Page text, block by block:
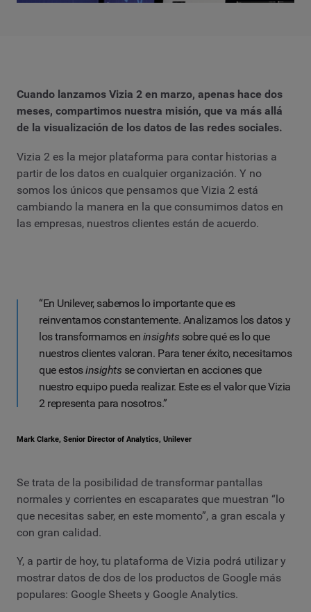
Cuando lanzamos Vizia 2 en marzo, apenas hace dos
meses, compartimos nuestra misión, que va más allá
de la visualización de los datos de las redes sociales.
Vizia 2 es la mejor plataforma para contar historias a
partir de los datos en cualquier organización. Y no
somos los únicos que pensamos que Vizia 2 está
cambiando la manera en la que consumimos datos en
las empresas, nuestros clientes están de acuerdo.
“En Unilever, sabemos lo importante que es
reinventarnos constantemente. Analizamos los datos y
los transformamos en insights sobre qué es lo que
nuestros clientes valoran. Para tener éxito, necesitamos
que estosinsights se conviertan en acciones que
nuestro equipo pueda realizar. Este es el valor que Vizia
2 representa para nosotros.”
Mark Clarke, Senior Director of Analytics, Unilever
Se trata de la posibilidad de transformar pantallas
normales y corrientes en escaparates que muestran “lo
que necesitas saber, en este momento”, a gran escala y
con gran calidad.
Y, a partir de hoy, tu plataforma de Vizia podrá utilizar y
mostrar datos de dos de los productos de Google más
populares: Google Sheets y Google Analytics.